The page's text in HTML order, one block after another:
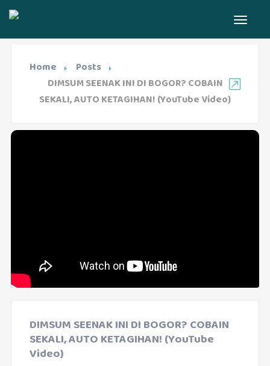
Home
Posts
DIMSUM SEENAK INI DI BOGOR? COBAIN
SEKALI, AUTO KETAGIHAN! (YouTube Video)
DIMSUM SEENAK INI DI BOGOR? COBAIN
SEKALI, AUTO KETAGIHAN! (YouTube
Video)